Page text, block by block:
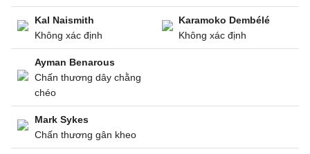
Kal Naismith
Không xác định
Karamoko Dembélé
Không xác định
Ayman Benarous
Chấn thương dây chằng
chéo
Mark Sykes
Chấn thương gân kheo